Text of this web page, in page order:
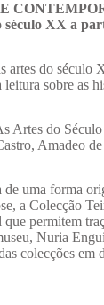
século XX a
artes do
sobre as
Artes do
Amadeo
de uma forma
a Colecção
que permitem
Nuria
colecções